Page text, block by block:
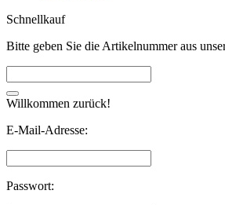
Schnellkauf
Bitte geben Sie die Artikelnummer aus
Willkommen zurück!
E-Mail-Adresse:
Passwort: